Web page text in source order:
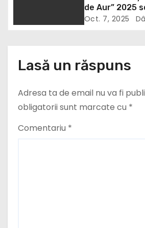
e
de Aur” 2025
între 16 și 18
Oct. 7, 2025
Lasă un răspuns
Adresa ta de email nu va fi
obligatorii sunt marcate cu *
Comentariu *